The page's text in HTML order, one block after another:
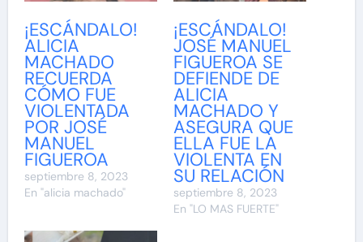
¡ESCÁNDALO!
ALICIA
MACHADO
RECUERDA
CÓMO FUE
VIOLENTADA
POR JOSÉ
MANUEL
FIGUEROA
septiembre 8, 2023
En "alicia machado"
¡ESCÁNDALO!
JOSÉ MANUEL
FIGUEROA SE
DEFIENDE DE
ALICIA
MACHADO Y
ASEGURA QUE
ELLA FUE LA
VIOLENTA EN
SU RELACIÓN
septiembre 8, 2023
En "LO MAS FUERTE"